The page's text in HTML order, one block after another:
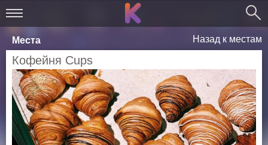
Места Назад к местам
Кофейня Cups